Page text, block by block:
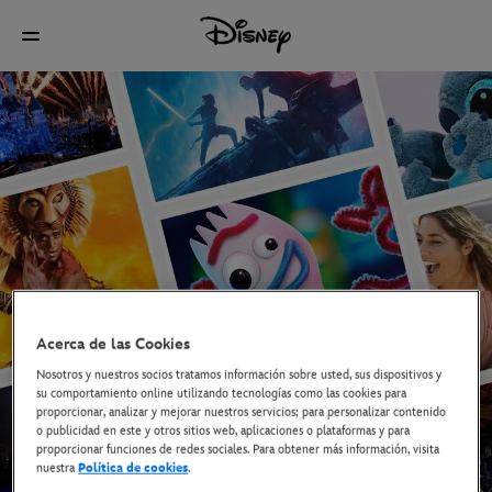
Acerca de las Cookies
Nosotros y nuestros socios tratamos información sobre usted, sus dispositivos y
su comportamiento online utilizando tecnologías como las cookies para
proporcionar, analizar y mejorar nuestros servicios; para personalizar contenido
o publicidad en este y otros sitios web, aplicaciones o plataformas y para
proporcionar funciones de redes sociales. Para obtener más información, visita
nuestraPolítica de cookies.